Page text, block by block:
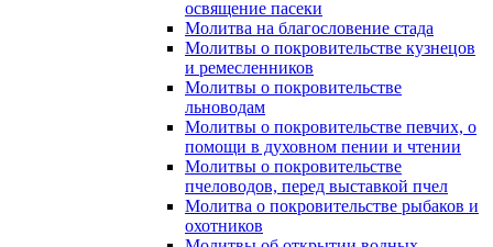
освящение пасеки
Молитва на благословение стада
Молитвы о покровительстве кузнецов
и ремесленников
Молитвы о покровительстве
льноводам
Молитвы о покровительстве певчих, о
помощи в духовном пении и чтении
Молитвы о покровительстве
пчеловодов, перед выставкой пчел
Молитва о покровительстве рыбаков и
охотников